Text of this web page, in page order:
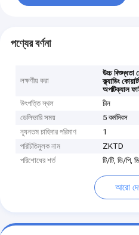
পণ্যের বর্ণনা
লক্ষণীয় করা
উচ্চ বিশুদ্ধতা
ক্ল্যাডিং
অপটিক্যাল
উৎপত্তি স্থল
চীন
ডেলিভারি সময়
5 কর্মদিবস
ন্যূনতম চাহিদার পরিমাণ
1
পরিচিতিমুলক নাম
ZKTD
পরিশোধের শর্ত
টি/টি, ডি/
আরো